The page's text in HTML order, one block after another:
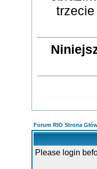
Forum RIO Strona
Please login